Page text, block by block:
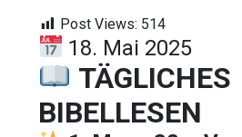
Post Views: 514
18. Mai 2025
TÄGLICHES
BIBELLESEN